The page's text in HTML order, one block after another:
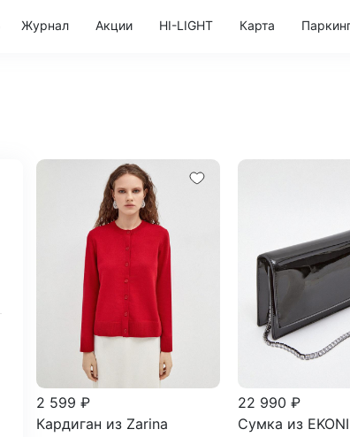
Журнал Акции HI-LIGHT Карта
2 599 ₽
Кардиган из Zarina
22 990 ₽
Сумка из